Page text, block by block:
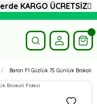
Baron F1 Güzlük 75 Günlük Brokoli
KARGO ÜCRETSİZ